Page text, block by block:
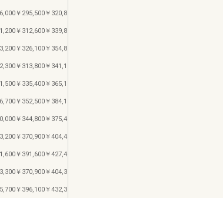
￥295,500￥320,800￥333,000
￥312,600￥339,800￥353,900
￥326,100￥354,800￥370,4001,185（4
￥313,800￥341,100￥355,300
￥335,400￥365,100￥381,700
￥352,500￥384,100￥402,6001,485（5
￥344,800￥375,400￥392,900
￥370,900￥404,400￥424,800
￥391,600￥427,400￥450,1001,785（6
￥370,900￥404,300￥424,600
￥396,100￥432,300￥455,400